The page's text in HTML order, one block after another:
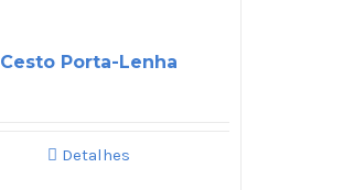
Cesto Porta-Lenha
Detalhes